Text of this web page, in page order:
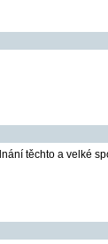
těchto a velké